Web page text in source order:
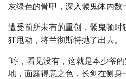
灰绿色的骨甲，深入髅鬼体内数
遭受前所未有的重创，髅鬼顿
狂甩动，将兰彻斯特抛了出去。
“哼，看见没有，这就是本少爷
地，面露得意之色，长剑在侧